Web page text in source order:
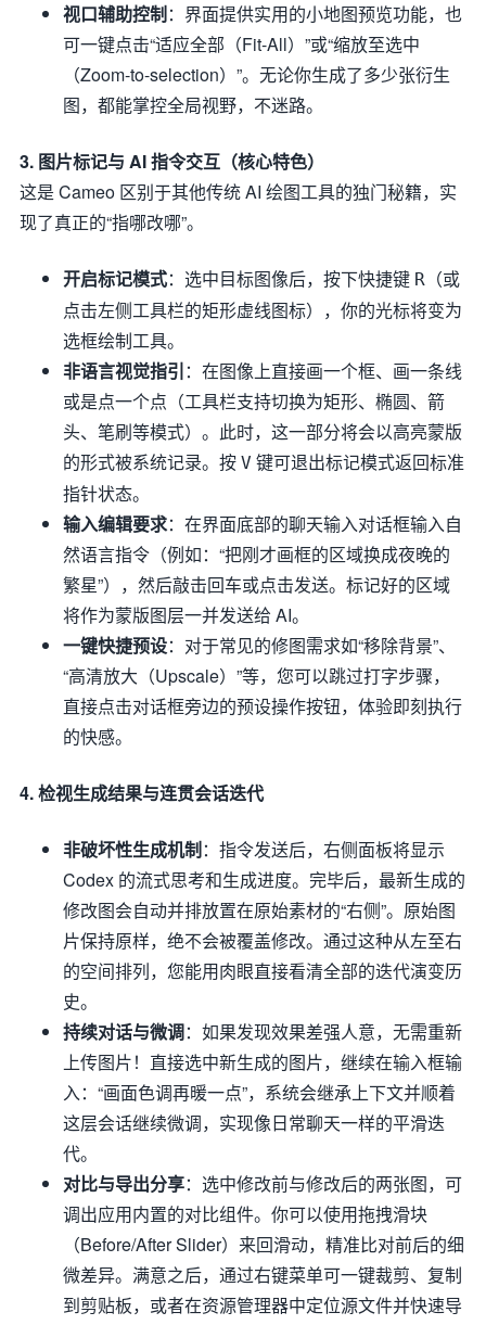
视口辅助控制：界面提供实用的小地图预览功能，也
可一键点击“适应全部（Fit-All）”或“缩放至选中
（Zoom-to-selection）”。无论你生成了多少张衍生
图，都能掌控全局视野，不迷路。
3. 图片标记与 AI 指令交互（核心特色）
这是 Cameo 区别于其他传统 AI 绘图工具的独门秘籍，实
现了真正的“指哪改哪”。
开启标记模式：选中目标图像后，按下快捷键 R （或
点击左侧工具栏的矩形虚线图标），你的光标将变为
选框绘制工具。
非语言视觉指引：在图像上直接画一个框、画一条线
或是点一个点（工具栏支持切换为矩形、椭圆、箭
头、笔刷等模式）。此时，这一部分将会以高亮蒙版
的形式被系统记录。按 V 键可退出标记模式返回标准
指针状态。
输入编辑要求：在界面底部的聊天输入对话框输入自
然语言指令（例如：“把刚才画框的区域换成夜晚的
繁星”），然后敲击回车或点击发送。标记好的区域
将作为蒙版图层一并发送给 AI。
一键快捷预设：对于常见的修图需求如“移除背景”、
“高清放大（Upscale）”等，您可以跳过打字步骤，
直接点击对话框旁边的预设操作按钮，体验即刻执行
的快感。
4. 检视生成结果与连贯会话迭代
非破坏性生成机制：指令发送后，右侧面板将显示
Codex 的流式思考和生成进度。完毕后，最新生成的
修改图会自动并排放置在原始素材的“右侧”。原始图
片保持原样，绝不会被覆盖修改。通过这种从左至右
的空间排列，您能用肉眼直接看清全部的迭代演变历
史。
持续对话与微调：如果发现效果差强人意，无需重新
上传图片！直接选中新生成的图片，继续在输入框输
入：“画面色调再暖一点”，系统会继承上下文并顺着
这层会话继续微调，实现像日常聊天一样的平滑迭
代。
对比与导出分享：选中修改前与修改后的两张图，可
调出应用内置的对比组件。你可以使用拖拽滑块
（Before/After Slider）来回滑动，精准比对前后的细
微差异。满意之后，通过右键菜单可一键裁剪、复制
到剪贴板，或者在资源管理器中定位源文件并快速导